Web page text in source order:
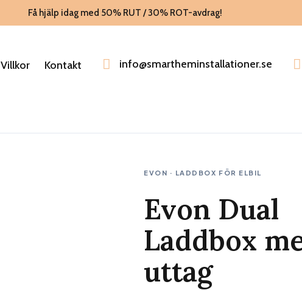
Få hjälp idag med 50% RUT / 30% ROT-avdrag!
Villkor Kontakt info@smartheminstallationer.se
EVON · LADDBOX FÖR ELBIL
Evon Dual
Laddbox
uttag